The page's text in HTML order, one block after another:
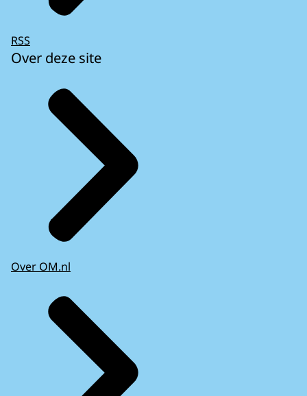
RSS
Over deze site
Over OM.nl